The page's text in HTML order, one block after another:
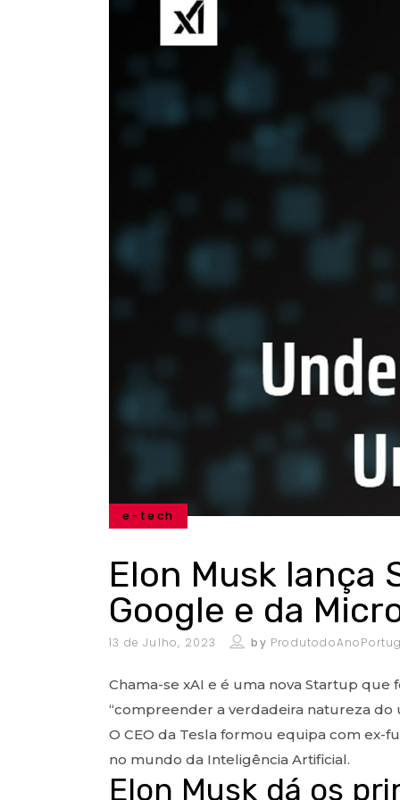
e-tech
Elon Musk
Google e da
13 de Julho, 2023 by
Chama-se xAI e é uma nova Startup
“compreender a verdadeira natureza do
O CEO da Tesla formou equipa com ex-
no mundo da Inteligência Artificial.
Elon Musk dá os